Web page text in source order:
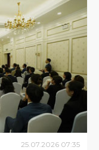
25 07 2026 07:35